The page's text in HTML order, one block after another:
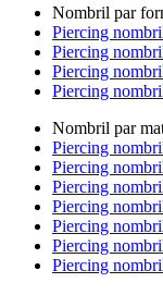
Nombril par
Piercing
Piercing
Piercing
Piercing
Nombril par
Piercing
Piercing
Piercing
Piercing
Piercing
Piercing
Piercing